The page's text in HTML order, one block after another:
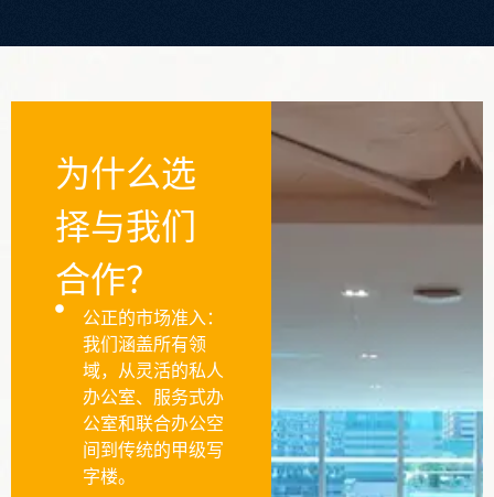
为什么选
择与我们
合作？
公正的市场准入：
我们涵盖所有领
域，从灵活的私人
办公室、服务式办
公室和联合办公空
间到传统的甲级写
字楼。